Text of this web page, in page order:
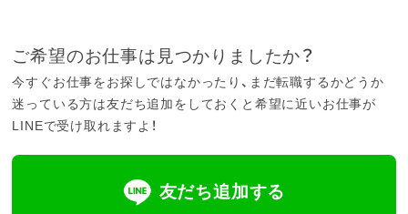
ご希望のお仕事は見つかりましたか？
今すぐお仕事をお探しではなかったり、まだ転職するかどうか
迷っている方は友だち追加をしておくと希望に近いお仕事が
LINEで受け取れますよ！
友だち追加する